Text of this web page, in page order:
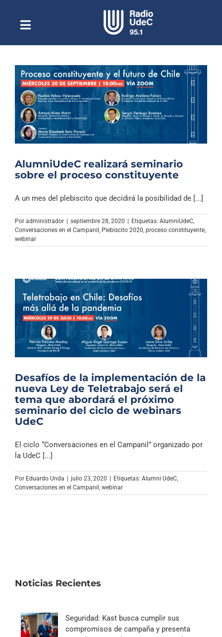
contenidoToggle
NavigationEscuchar Radio UdeC en vivo
Quiénes Somos
Programación
Podcast
Noticias
Columnas
Archivo Sonoro
AlumniUdeC realizará seminario
sobre el proceso constituyente
A un mes del plebiscito que decidirá la posibilidad de [...]
Por administrador | septiembre 28, 2020 | Etiquetas: AlumniUdeC
Conversaciones en el Campanil Plebiscito 2020 proceso constituyente
webinar
Desafíos de la implementación de la
nueva Ley de Teletrabajo será el
tema que abordará el próximo
seminario del ciclo de webinars
UdeC
El ciclo “Conversaciones en el Campanil” organizado por
la UdeC [...]
Por Eduardo Unda | julio 23, 2020 | Etiquetas: Alumni UdeC
Conversaciones en el Campanil webinar
Noticias Recientes
Seguridad: Kast busca cumplir sus
compromisos de campaña y presenta